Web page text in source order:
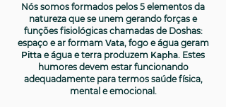
Nós somos formados pelos 5 elementos da
natureza que se unem gerando forças e
funções fisiológicas chamadas de Doshas:
espaço e ar formam Vata, fogo e água geram
Pitta e água e terra produzem Kapha. Estes
humores devem estar funcionando
adequadamente para termos saúde física,
mental e emocional.